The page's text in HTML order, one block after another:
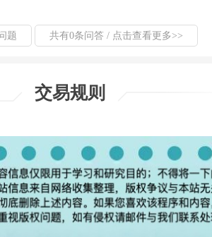
题 共有0条问答 / 点击查看更多>>
交易规则